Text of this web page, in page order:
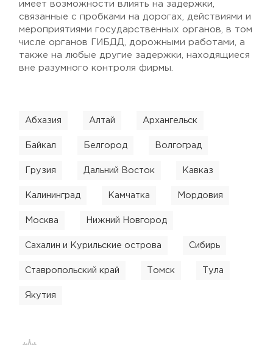
имеет возможности влиять на задержки,
связанные с пробками на дорогах, действиями и
мероприятиями государственных органов, в том
числе органов ГИБДД, дорожными работами, а
также на любые другие задержки, находящиеся
вне разумного контроля фирмы.
Абхазия Алтай Архангельск
Байкал Белгород Волгоград
Грузия Дальний Восток Кавказ
Калининград Камчатка Мордовия
Москва Нижний Новгород
Сахалин и Курильские острова Сибирь
Ставропольский край Томск Тула
Якутия